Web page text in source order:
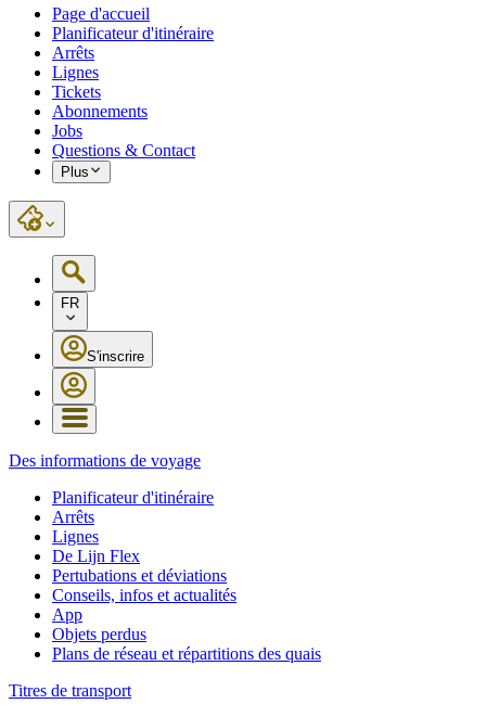
Page d'accueil
Planificateur d'itinéraire
Arrêts
Lignes
Tickets
Abonnements
Jobs
Questions & Contact
Plus
FR
S'inscrire
Des informations de voyage
Planificateur d'itinéraire
Arrêts
Lignes
De Lijn Flex
Pertubations et déviations
Conseils, infos et actualités
App
Objets perdus
Plans de réseau et répartitions des quais
Titres de transport